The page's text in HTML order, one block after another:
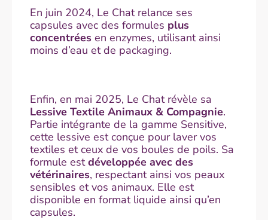
En juin 2024, Le Chat relance ses
capsules avec des formules plus
concentrées en enzymes, utilisant ainsi
moins d’eau et de packaging.
Enfin, en mai 2025, Le Chat révèle sa
Lessive Textile Animaux & Compagnie.
Partie intégrante de la gamme Sensitive,
cette lessive est conçue pour laver vos
textiles et ceux de vos boules de poils. Sa
formule estdéveloppée avec des
vétérinaires, respectant ainsi vos peaux
sensibles et vos animaux. Elle est
disponible en format liquide ainsi qu’en
capsules.